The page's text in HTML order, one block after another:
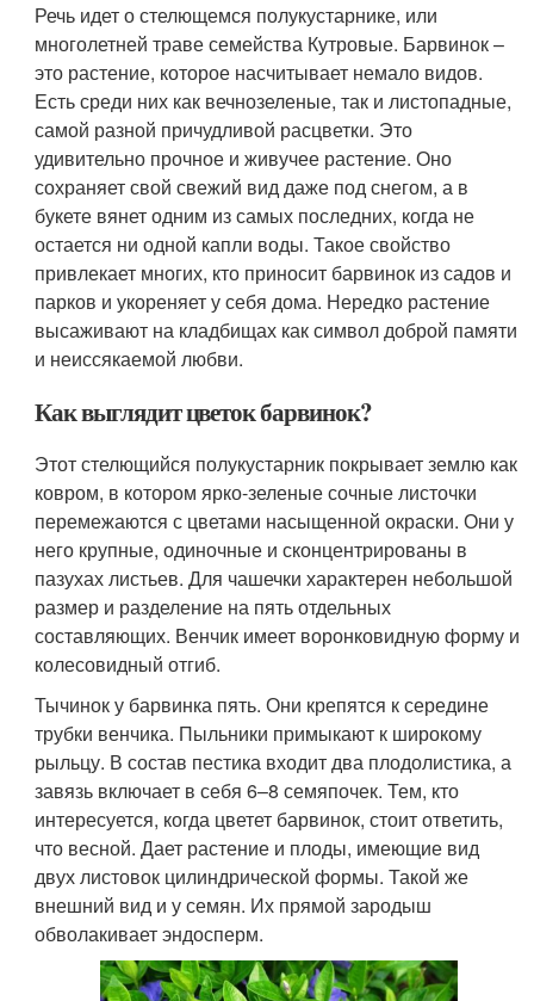
Речь идет о стелющемся полукустарнике, или
многолетней траве семейства Кутровые. Барвинок –
это растение, которое насчитывает немало видов.
Есть среди них как вечнозеленые, так и листопадные,
самой разной причудливой расцветки. Это
удивительно прочное и живучее растение. Оно
сохраняет свой свежий вид даже под снегом, а в
букете вянет одним из самых последних, когда не
остается ни одной капли воды. Такое свойство
привлекает многих, кто приносит барвинок из садов и
парков и укореняет у себя дома. Нередко растение
высаживают на кладбищах как символ доброй памяти
и неиссякаемой любви.
Как выглядит цветок барвинок?
Этот стелющийся полукустарник покрывает землю как
ковром, в котором ярко-зеленые сочные листочки
перемежаются с цветами насыщенной окраски. Они у
него крупные, одиночные и сконцентрированы в
пазухах листьев. Для чашечки характерен небольшой
размер и разделение на пять отдельных
составляющих. Венчик имеет воронковидную форму и
колесовидный отгиб.
Тычинок у барвинка пять. Они крепятся к середине
трубки венчика. Пыльники примыкают к широкому
рыльцу. В состав пестика входит два плодолистика, а
завязь включает в себя 6–8 семяпочек. Тем, кто
интересуется, когда цветет барвинок, стоит ответить,
что весной. Дает растение и плоды, имеющие вид
двух листовок цилиндрической формы. Такой же
внешний вид и у семян. Их прямой зародыш
обволакивает эндосперм.